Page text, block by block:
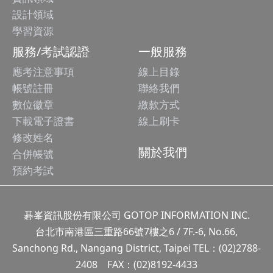
設計領域
學習資源
服務/考試認證
應考注意事項
帳號註冊
數位徽章
下載電子證書
修改姓名
合併帳號
預約考試
一般服務
線上目錄
聯絡我們
繳款方式
線上刷卡
關於我們
碁峯資訊股份有限公司 GOTOP INFORMATION INC.
台北市南港區三重路66號7樓之6 / 7F.-6, No.66,
Sanchong Rd., Nangang District, Taipei TEL：(02)2788-
2408 FAX：(02)8192-4433